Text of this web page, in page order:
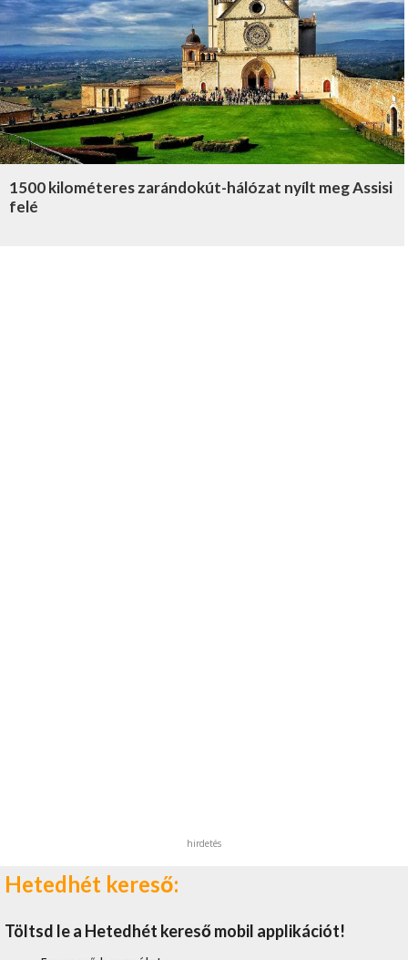
1500 kilométeres zarándokút-hálózat nyílt meg Assisi
felé
hirdetés
Hetedhét kereső:
Töltsd le a Hetedhét kereső mobil applikációt!